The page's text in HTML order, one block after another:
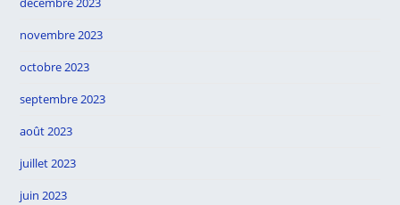
novembre 2023
octobre 2023
septembre 2023
août 2023
juillet 2023
juin 2023